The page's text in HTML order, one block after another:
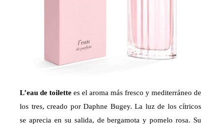
L’eau de toilette es el aroma más fresco y mediterráneo de
los tres, creado por Daphne Bugey. La luz de los cítricos
se aprecia en su salida, de bergamota y pomelo rosa. Su